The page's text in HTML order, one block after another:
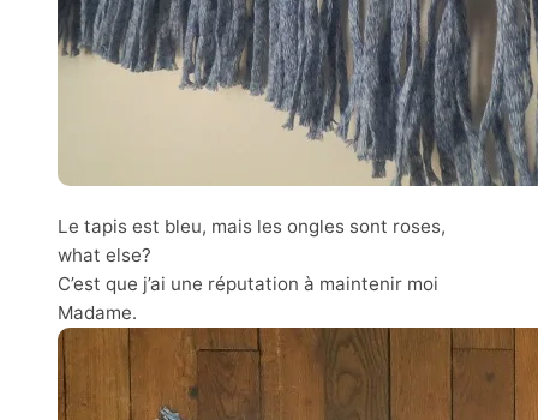
Le tapis est bleu, mais les ongles sont roses,
what else?
C’est que j’ai une réputation à maintenir moi
Madame.